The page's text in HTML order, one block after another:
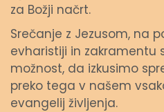
za Božji načrt.
Srečanje z Jezusom, na
evharistiji in zakramentu
možnost, da izkusimo
preko tega v našem
evangelij življenja.